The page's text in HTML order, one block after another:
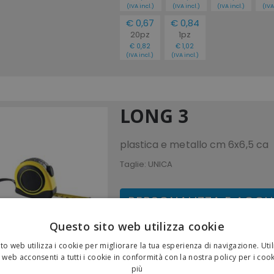
(IVA incl.) (IVA incl.) (IVA incl.)
€ 0,67
20pz
€ 0,82
(IVA incl.)
€ 0,84
1pz
€ 1,02
(IVA incl.)
LONG 3
plastica e metallo cm 6x6,5 ca
Taglie: UNICA
PERSONALIZZA E
Fasce di prezzo(IVA escl.)
€ 1,50
2500pz
€ 1,53 € 1,60
500pz
€
Questo sito web utilizza cookie
web utilizza i cookie per migliorare la tua esperienza di navigazione.
acconsenti a tutti i cookie in conformità con la nostra policy per i
più